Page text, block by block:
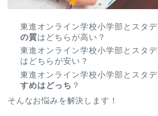
東進オンライン学校小学部とスタ
の質はどちらが高い？
東進オンライン学校小学部とスタ
はどちらが安い？
東進オンライン学校小学部とスタデ
すめはどっち ？
そんなお悩みを解決します！